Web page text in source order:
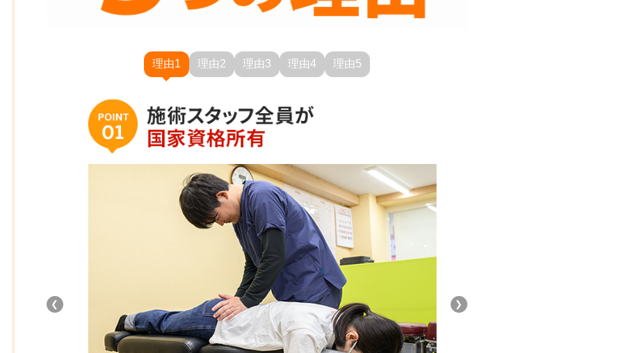
理由1 理由2 理由3 理由4 理由5
❮ ❯